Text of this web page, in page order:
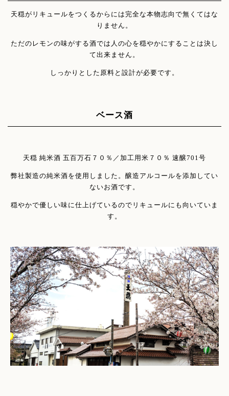
天穏がリキュールをつくるからには完全な本物志向で無くてはな
りません。
ただのレモンの味がする酒では人の心を穏やかにすることは決し
て出来ません。
しっかりとした原料と設計が必要です。
ベース酒
天穏 純米酒 五百万石７０％／加工用米７０％ 速醸701号
弊社製造の純米酒を使用しました。醸造アルコールを添加してい
ないお酒です。
穏やかで優しい味に仕上げているのでリキュールにも向いていま
す。